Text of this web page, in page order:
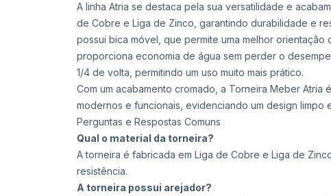
A linha Atria se destaca pela sua versatilidade e
de Cobre e Liga de Zinco, garantindo durabilidade e
possui bica móvel, que permite uma melhor orientação
proporciona economia de água sem perder o
1/4 de volta, permitindo um uso muito mais prático.
Com um acabamento cromado, a Torneira Meber Atria
modernos e funcionais, evidenciando um design limpo
Perguntas e Respostas Comuns
Qual o material da torneira?
A torneira é fabricada em Liga de Cobre e Liga de
resistência.
A torneira possui arejador?